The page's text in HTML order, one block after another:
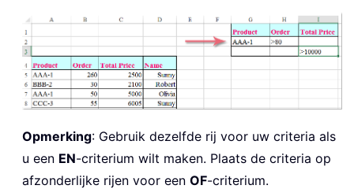
Opmerking: Gebruik dezelfde rij voor uw criteria als
u een EN-criterium wilt maken. Plaats de criteria op
afzonderlijke rijen voor een OF-criterium.